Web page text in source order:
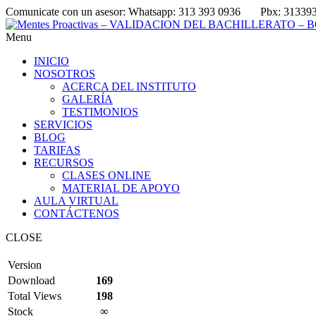
Comunicate con un asesor: Whatsapp: 313 393 0936 Pbx:
Menu
INICIO
NOSOTROS
ACERCA DEL INSTITUTO
GALERÍA
TESTIMONIOS
SERVICIOS
BLOG
TARIFAS
RECURSOS
CLASES ONLINE
MATERIAL DE APOYO
AULA VIRTUAL
CONTÁCTENOS
CLOSE
Version
Download
169
Total Views
198
Stock
∞